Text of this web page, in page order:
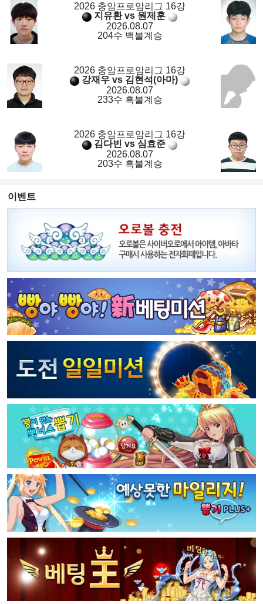
2026 충암프로암리그 16강
지유환 vs 원제훈
2026.08.07
204수 백불계승
2026 충암프로암리그 16강
강재우 vs 김현석(아마)
2026.08.07
233수 흑불계승
2026 충암프로암리그 16강
김다빈 vs 심효준
2026.08.07
203수 흑불계승
이벤트